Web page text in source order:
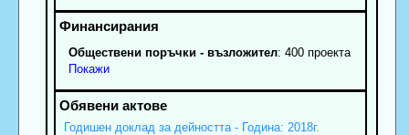
Обществени поръчки - възложител: 400 проекта
Покажи
Годишен доклад за дейността - Година: 2018г.